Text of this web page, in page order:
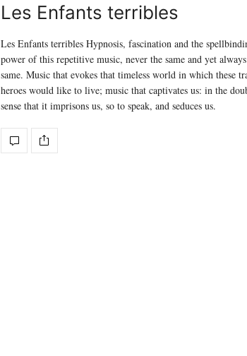
Les Enfants terribles
Les Enfants terribles Hypnosis, fascination and the
power of this repetitive music, never the same and yet
same. Music that evokes that timeless world in which these
heroes would like to live; music that captivates us: in the
sense that it imprisons us, so to speak, and seduces us.